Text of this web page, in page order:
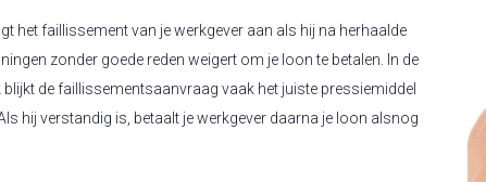
het faillissement van je werkgever aan als hij na herhaalde
zonder goede reden weigert om je loon te betalen. In de
blijkt de faillissementsaanvraag vaak het juiste pressiemiddel
hij verstandig is, betaalt je werkgever daarna je loon alsnog